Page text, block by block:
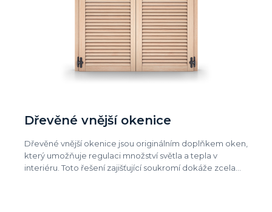
Dřevěné vnější okenice
Dřevěné vnější okenice jsou originálním doplňkem oken,
který umožňuje regulaci množství světla a tepla v
interiéru. Toto řešení zajišťující soukromí dokáže zcela…